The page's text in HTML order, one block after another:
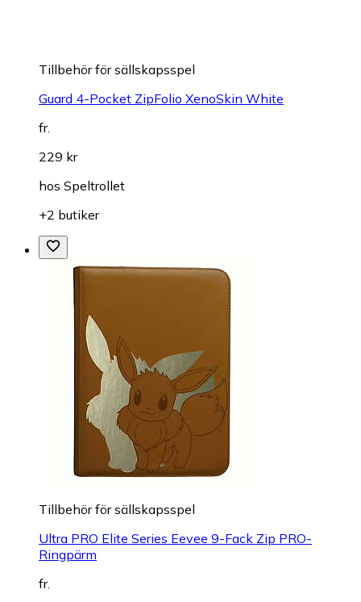
Tillbehör för sällskapsspel
Guard 4-Pocket ZipFolio XenoSkin White
fr.
229 kr
hos Speltrollet
+2 butiker
Tillbehör för sällskapsspel
Ultra PRO Elite Series Eevee 9-Fack Zip PRO-
Ringpärm
fr.